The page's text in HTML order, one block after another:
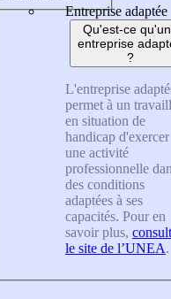
Entreprise adaptée
Qu'est-ce
entreprise
?
L'entreprise
permet à un
en situation de
handicap d'exercer
une activité
professionnelle
des conditions
adaptées à ses
capacités. Pour en
savoir plus,
le site de l’UNEA.